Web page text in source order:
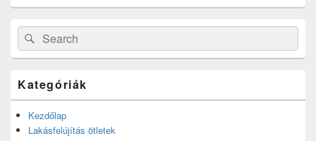
Search
for:
Search
Kategóriák
Kezdőlap
Lakásfelújítás ötletek